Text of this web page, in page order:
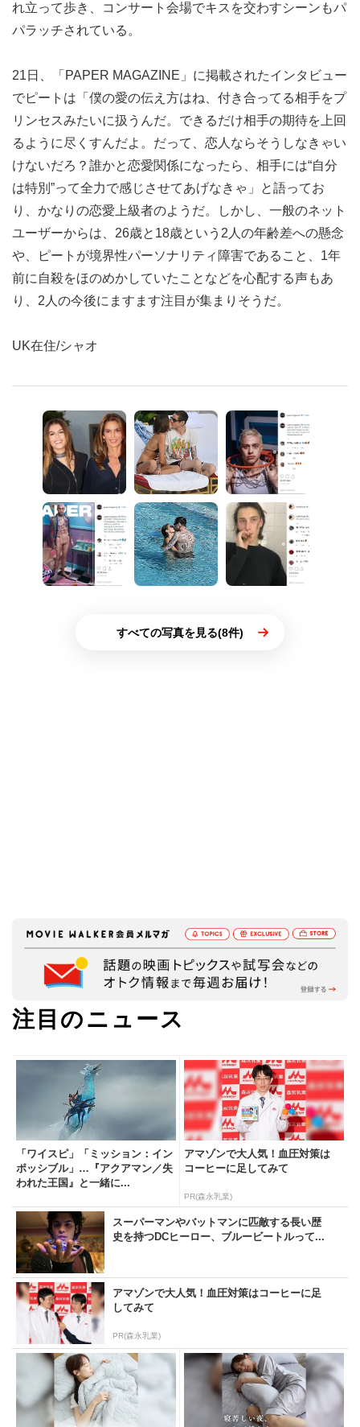
れ立って歩き、コンサート会場でキスを交わすシーンもパ
パラッチされている。
21日、「PAPER MAGAZINE」に掲載されたインタビュー
でピートは「僕の愛の伝え方はね、付き合ってる相手をプ
リンセスみたいに扱うんだ。できるだけ相手の期待を上回
るように尽くすんだよ。だって、恋人ならそうしなきゃい
けないだろ？誰かと恋愛関係になったら、相手には“自分
は特別”って全力で感じさせてあげなきゃ」と語ってお
り、かなりの恋愛上級者のようだ。しかし、一般のネット
ユーザーからは、26歳と18歳という2人の年齢差への懸念
や、ピートが境界性パーソナリティ障害であること、1年
前に自殺をほのめかしていたことなどを心配する声もあ
り、2人の今後にますます注目が集まりそうだ。
UK在住/シャオ
すべての写真を見る(8件)
注目のニュース
「ワイスピ」「ミッション：イン
ポッシブル」…『アクアマン／失
われた王国』と一緒に...
アマゾンで大人気！血圧対策は
コーヒーに足してみて
PR(森永乳業)
スーパーマンやバットマンに匹敵する長い歴
史を持つDCヒーロー、ブルービートルって...
アマゾンで大人気！血圧対策はコーヒーに足
してみて
PR(森永乳業)